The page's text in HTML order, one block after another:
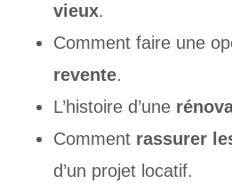
vieux.
Comment faire une
revente.
L’histoire d’une
Comment rassurer
d’un projet locatif.